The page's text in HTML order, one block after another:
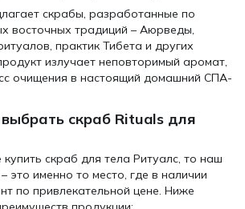
скрабы, разработанные по
восточных традиций – Аюрведы,
практик Тибета и других
излучает неповторимый аромат,
очищения в настоящий домашний СПА-
скраб Rituals для
купить скраб для тела Ритуалс, то наш
это именно то место, где в наличии
по привлекательной цене. Ниже